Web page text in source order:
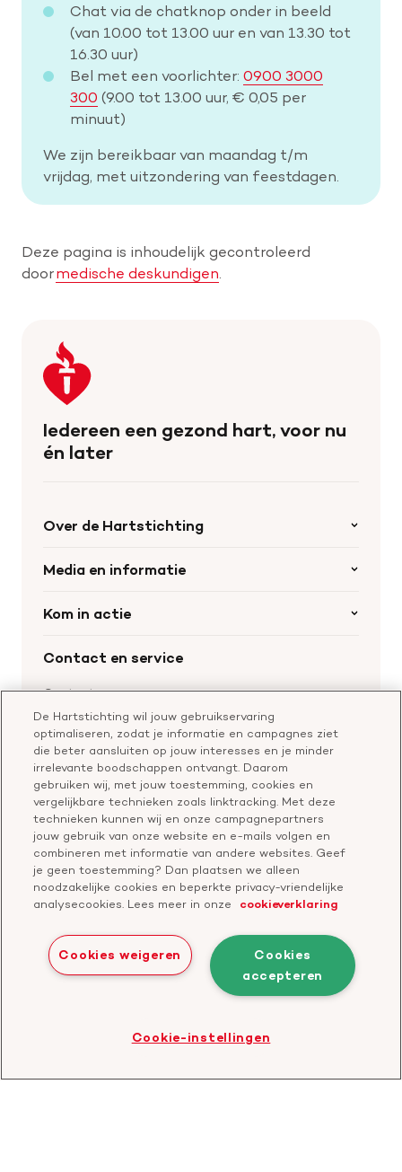
Chat via de chatknop onder in beeld
(van 10.00 tot 13.00 uur en van 13.30 tot
16.30 uur)
Bel met een voorlichter: 0900 3000
300 (9.00 tot 13.00 uur, € 0,05 per
minuut)
We zijn bereikbaar van maandag t/m
vrijdag, met uitzondering van feestdagen.
Deze pagina is inhoudelijk gecontroleerd
doormedische deskundigen
Keer
terug
naar
homepage
Iedereen een gezond hart, voor nu
én later
Over de Hartstichting
Organisatie
Werken bij de Hartstichting
Media en informatie
Nieuws
Materialen bestellen
Aanmelden nieuwsbrief
Kom in actie
Leer reanimeren
Geef ter nagedachtenis
Start een actie
Contact en service
Contactgegevens
Bel of chat met een voorlichter
Vragen over donateurschap
Klachtenformulier
Check je gesprek
Doneer
Bezoek
onze
Facebook
Bezoek
ons
YouTube
Bezoek
onze
LinkedIn
Bezoek
onze
TikTok
profiel
Bezoek
onze
Twitter
profiel
Bezoek
onze
Threads
profiel
Privacyverklaring
Bezoek
De Hartstichting wil jouw gebruikservaring
optimaliseren, zodat je informatie en campagnes ziet
die beter aansluiten op jouw interesses en je minder
irrelevante boodschappen ontvangt. Daarom
gebruiken wij, met jouw toestemming, cookies en
vergelijkbare technieken zoals linktracking. Met deze
technieken kunnen wij en onze campagnepartners
jouw gebruik van onze website en e-mails volgen en
combineren met informatie van andere websites. Geef
je geen toestemming? Dan plaatsen we alleen
noodzakelijke cookies en beperkte privacy-vriendelijke
analysecookies. Lees meer in onze
cookieverklaring
Cookies
accepteren
Cookies weigeren
Cookie-instellingen